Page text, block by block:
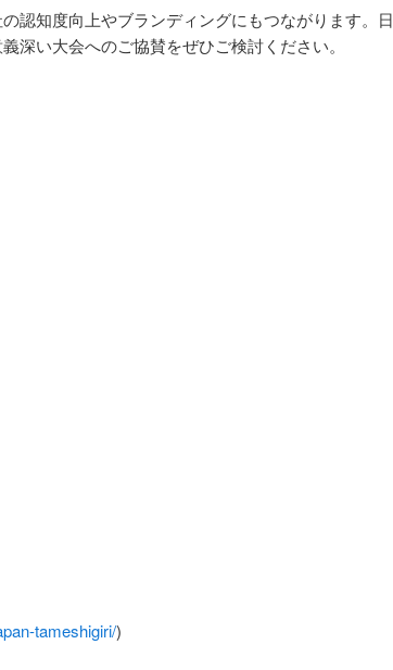
認知度向上やブランディングにもつながります。日
深い大会へのご協賛をぜひご検討ください。
tameshigiri/)